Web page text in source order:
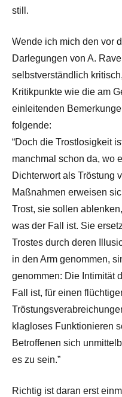
still.
Wende ich mich den vor
Darlegungen von A.
selbstverständlich
Kritikpunkte wie die am
einleitenden
folgende:
“Doch die Trostlosigkeit
manchmal schon da, wo
Dichterwort als Tröstung
Maßnahmen erweisen
Trost, sie sollen
was der Fall ist. Sie
Trostes durch deren
in den Arm genommen,
genommen: Die Intimität
Fall ist, für einen
klagloses Funktionieren
Betroffenen sich
es zu sein.”
Richtig ist daran erst